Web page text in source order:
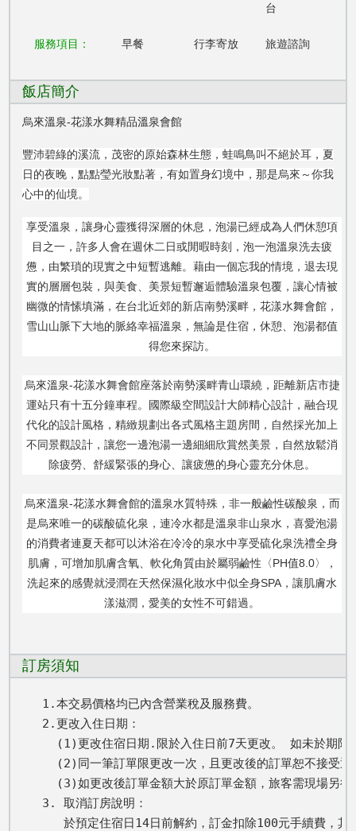
台
服務項目： 早餐 行李寄放 旅遊諮詢
飯店簡介
烏來溫泉-花漾水舞精品溫泉會館
豐沛碧綠的溪流，茂密的原始森林生態，蛙鳴鳥叫不絕於耳，夏
日的夜晚，點點瑩光妝點著，有如置身幻境中，那是烏來～你我
心中的仙境。
享受溫泉，讓身心靈獲得深層的休息，泡湯已經成為人們休憩項
目之一，許多人會在週休二日或閒暇時刻，泡一泡溫泉洗去疲
憊，由繁瑣的現實之中短暫逃離。藉由一個忘我的情境，退去現
實的層層包裝，與美食、美景短暫邂逅體驗溫泉包覆，讓心情被
幽微的情愫填滿，在台北近郊的新店南勢溪畔，花漾水舞會館，
雪山山脈下大地的脈絡幸福溫泉，無論是住宿，休憩、泡湯都值
得您來探訪。
烏來溫泉-花漾水舞會館座落於南勢溪畔青山環繞，距離新店市捷
運站只有十五分鐘車程。國際級空間設計大師精心設計，融合現
代化的設計風格，精緻規劃出各式風格主題房間，自然採光加上
不同景觀設計，讓您一邊泡湯一邊細細欣賞然美景，自然放鬆消
除疲勞、舒緩緊張的身心、讓疲憊的身心靈充分休息。
烏來溫泉-花漾水舞會館的溫泉水質特殊，非一般鹼性碳酸泉，而
是烏來唯一的碳酸硫化泉，連冷水都是溫泉非山泉水，喜愛泡湯
的消費者連夏天都可以沐浴在冷冷的泉水中享受硫化泉洗禮全身
肌膚，可增加肌膚含氧、軟化角質由於屬弱鹼性〈PH值8.0〉，
洗起來的感覺就浸潤在天然保濕化妝水中似全身SPA，讓肌膚水
漾滋潤，愛美的女性不可錯過。
訂房須知
1.本交易價格均已內含營業稅及服務費。
2.更改入住日期：
(1)更改住宿日期.限於入住日前7天更改。 如未於期
(2)同一筆訂單限更改一次，且更改後的訂單恕不接受退
(3)如更改後訂單金額大於原訂單金額，旅客需現場另
3. 取消訂房說明：
於預定住宿日14日前解約，訂金扣除100元手續費，